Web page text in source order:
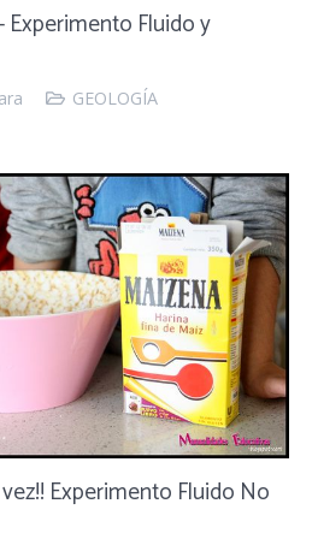
Fluido y
GEOLOGÍA
Experimento Fluido No